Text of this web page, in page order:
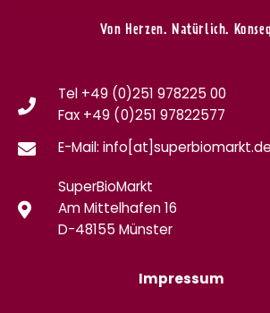
Von Herzen. Natürlich.
Tel +49 (0)251 978225 00
Fax +49 (0)251 97822577
E-Mail: info[at]superbiomarkt.de
SuperBioMarkt
Am Mittelhafen 16
D-48155 Münster
Impressum